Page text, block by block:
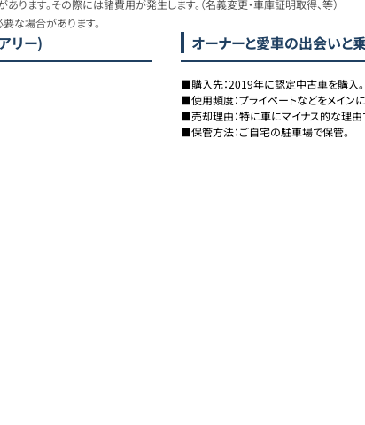
ます。その際には諸費用が発生します。（名義変更・車庫証明取得、等）
な場合があります。
リー) オーナーと愛車の出会いと
■購入先：2019年に認定中古車を購入。
■使用頻度：プライベートなどをメイン
■売却理由：特に車にマイナス的な理由
■保管方法：ご自宅の駐車場で保管。